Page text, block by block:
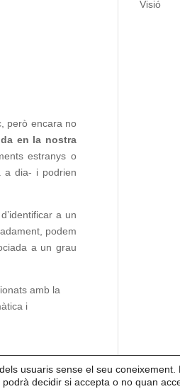
però encara no
en la nostra
estranys o
a dia- i podrien
a un
podem
a un grau
amb la
i
Visió
usuaris sense el seu coneixement.
decidir si accepta o no quan